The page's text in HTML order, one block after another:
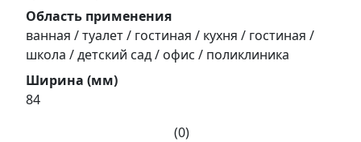
Область применения
ванная / туалет / гостиная / кухня / гостиная /
школа / детский сад / офис / поликлиника
Ширина (мм)
84
(0)